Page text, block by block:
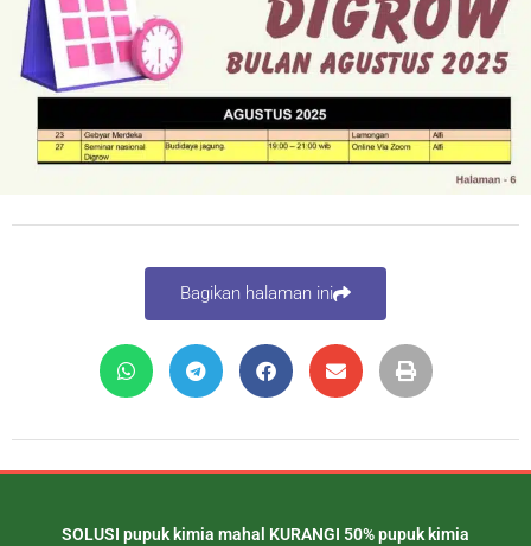
Bagikan halaman ini
SOLUSI pupuk kimia mahal KURANGI 50% pupuk kimia